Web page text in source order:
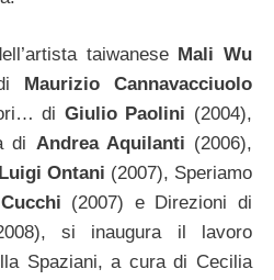
taiwanese Mali Wu
Maurizio Cannavacciuolo
di Giulio Paolini (2004),
di Andrea Aquilanti (2006),
Luigi Ontani (2007), Speriamo
(2007) e Direzioni di
si inaugura il lavoro
Spaziani, a cura di Cecilia